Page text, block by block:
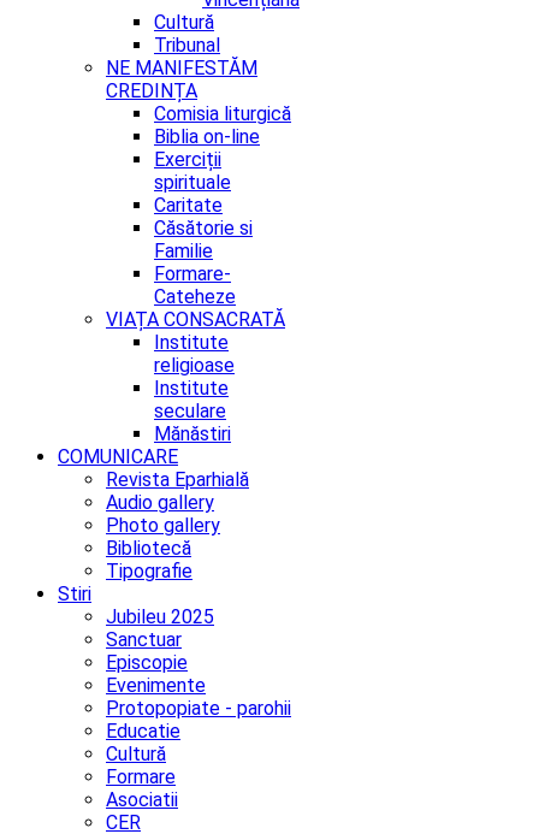
Cultură
Tribunal
NE MANIFESTĂM
CREDINȚA
Comisia liturgică
Biblia on-line
Exerciții
spirituale
Caritate
Căsătorie si
Familie
Formare-
Cateheze
VIAȚA CONSACRATĂ
Institute
religioase
Institute
seculare
Mănăstiri
COMUNICARE
Revista Eparhială
Audio gallery
Photo gallery
Bibliotecă
Tipografie
Stiri
Jubileu 2025
Sanctuar
Episcopie
Evenimente
Protopopiate - parohii
Educatie
Cultură
Formare
Asociatii
CER